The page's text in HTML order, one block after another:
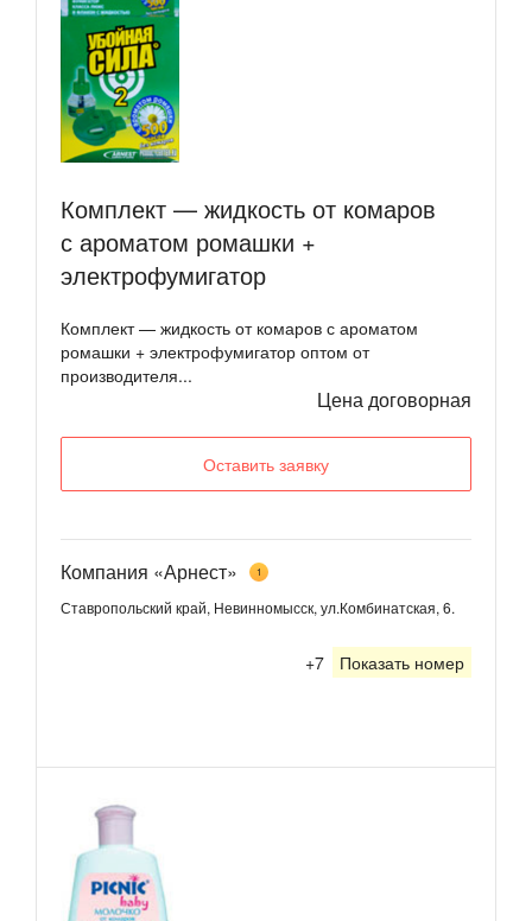
Комплект — жидкость от комаров
с ароматом ромашки +
электрофумигатор
Комплект — жидкость от комаров с ароматом
ромашки + электрофумигатор оптом от
производителя...
Цена договорная
Оставить заявку
Компания «Арнест» 1
Ставропольский край, Невинномысск, ул.Комбинатская, 6.
+7 Показать номер